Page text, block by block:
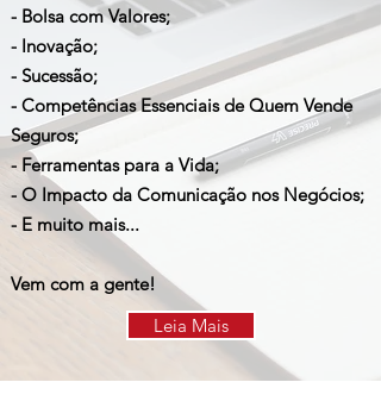
- Bolsa com Valores;
- Inovação;
- Sucessão;
- Competências Essenciais de Quem Vende
Seguros;
- Ferramentas para a Vida;
- O Impacto da Comunicação nos Negócios;
- E muito mais...
Vem com a gente!
Leia Mais